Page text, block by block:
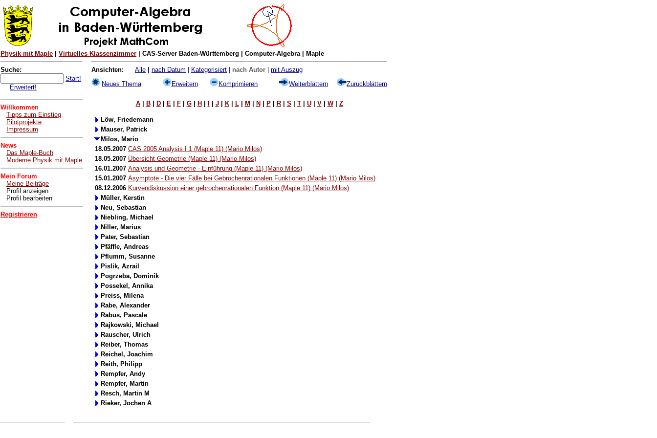
Physik mit Maple Virtuelles Klassenzimmer | CAS-Server Baden-Württemberg | Computer-Algebra | Maple
Suche:
Start!
Erweitert!
Willkommen
Tipps zum Einstieg
Pilotprojekte
Impressum
News
Das Maple-Buch
Moderne Physik mit Maple
Mein Forum
Meine Beiträge
Profil anzeigen
Profil bearbeiten
Registrieren
Ansichten: Alle nach Datum Kategorisiert nach Autor
mit Auszug
Neues Thema
Erweitern Komprimieren Weiterblättern Zurückblättern
A| B| D| E| F| G| H J| K| L| M N P| R| S T| U| V| W| Z
Löw, Friedemann
Mauser, Patrick
Milos, Mario
18.05.2007 CAS 2005 Analysis I 1 (Maple 11) (Mario Milos)
18.05.2007 Übersicht Geometrie (Maple 11) (Mario Milos)
16.01.2007 Analysis und Geometrie - Einführung (Maple 11) (Mario Milos)
15.01.2007 Asymptote - Die vier Fälle bei Gebrochenrationalen Funktionen (Maple 11) (Mario Milos)
08.12.2006 Kurvendiskussion einer gebrochenrationalen Funktion (Maple 11) (Mario Milos)
Müller, Kerstin
Neu, Sebastian
Niebling, Michael
Niller, Marius
Pater, Sebastian
Pfäffle, Andreas
Pflumm, Susanne
Pislik, Azrail
Pogrzeba, Dominik
Possekel, Annika
Preiss, Milena
Rabe, Alexander
Rabus, Pascale
Rajkowski, Michael
Rauscher, Ulrich
Reiber, Thomas
Reichel, Joachim
Reith, Philipp
Rempfer, Andy
Rempfer, Martin
Resch, Martin M
Rieker, Jochen A